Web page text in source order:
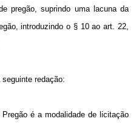
pregão, suprindo uma lacuna da
introduzindo o § 10 ao art. 22,
redação:
é a modalidade de licitação